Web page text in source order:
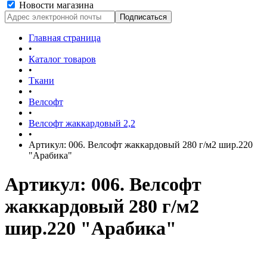
Новости магазина
Главная страница
•
Каталог товаров
•
Ткани
•
Велсофт
•
Велсофт жаккардовый 2,2
•
Артикул: 006. Велсофт жаккардовый 280 г/м2 шир.220
"Арабика"
Артикул: 006. Велсофт
жаккардовый 280 г/м2
шир.220 "Арабика"